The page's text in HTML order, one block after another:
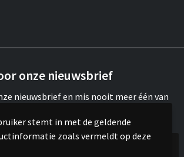
onze nieuwsbrief
nieuwsbrief en mis nooit meer één van
of updates.
stemt in met de geldende
zoals vermeldt op deze